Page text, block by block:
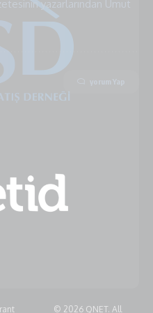
yazarlarından Umut
yorum Yap
© 2026 QNET. All